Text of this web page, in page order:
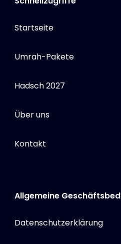
Startseite
Umrah-Pakete
Hadsch 2027
Über uns
Kontakt
Allgemeine
Datenschutzerklärung